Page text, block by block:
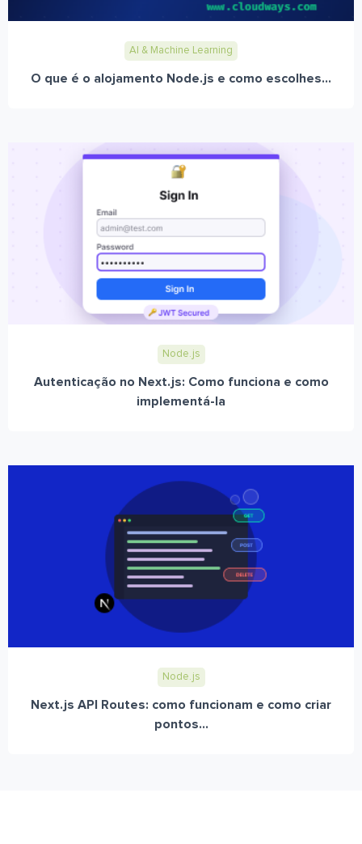
AI & Machine Learning
O que é o alojamento Node.js e como escolhes...
Node.js
Autenticação no Next.js: Como funciona e como
implementá-la
Node.js
Next.js API Routes: como funcionam e como criar
pontos...